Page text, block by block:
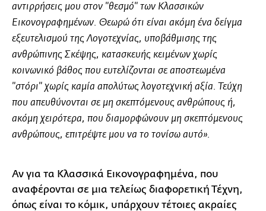
αντιρρήσεις μου στον "θεσμό" των Κλασσικών
Εικονογραφημένων. Θεωρώ ότι είναι ακόμη ένα δείγμα
εξευτελισμού της Λογοτεχνίας, υποβάθμισης της
ανθρώπινης Σκέψης, κατασκευής κειμένων χωρίς
κοινωνικό βάθος που ευτελίζονται σε αποστεωμένα
"στόρι" χωρίς καμία απολύτως λογοτεχνική αξία. Τεύχη
που απευθύνονται σε μη σκεπτόμενους ανθρώπους ή,
ακόμη χειρότερα, που διαμορφώνουν μη σκεπτόμενους
ανθρώπους, επιτρέψτε μου να το τονίσω αυτό».
Αν για τα Κλασσικά Εικονογραφημένα, που
αναφέρονται σε μια τελείως διαφορετική Τέχνη,
όπως είναι το κόμικ, υπάρχουν τέτοιες ακραίες